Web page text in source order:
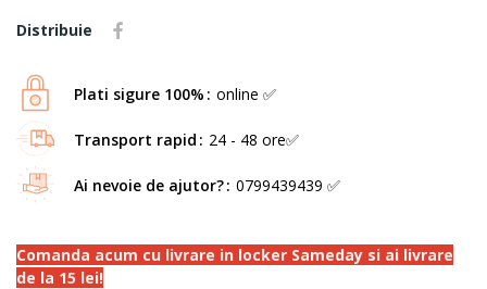
Distribuie
Plati sigure 100% online ✅
Transport rapid 24 - 48 ore✅
Ai nevoie de ajutor? 0799439439 ✅
Comanda acum cu livrare in locker Sameday si ai livrare
de la 15 lei!